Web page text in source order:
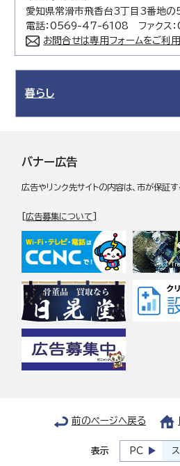
愛知県常滑市飛香台3丁目3番地の
電話：0569-47-6108 ファクス
お問合せは専用フォームをご利
暮らし
バナー広告
広告やリンク先サイトの内容は、市が保証
[広告募集について
前のページへ戻る
表示 PC